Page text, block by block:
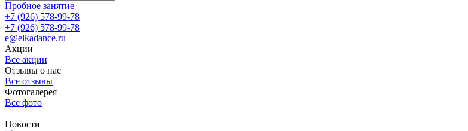
Пробное занятие
+7 (926) 578-99-78
+7 (926) 578-99-78
e@elkadance.ru
Акции
Все акции
Отзывы о нас
Все отзывы
Фотогалерея
Все фото
Новости